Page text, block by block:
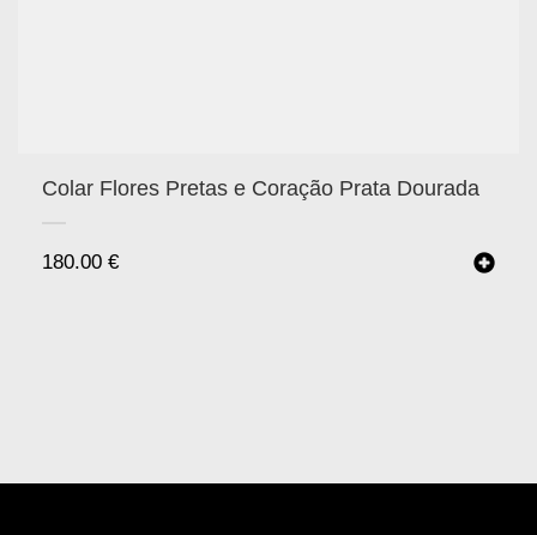
Colar Flores Pretas e Coração Prata Dourada
180.00 €